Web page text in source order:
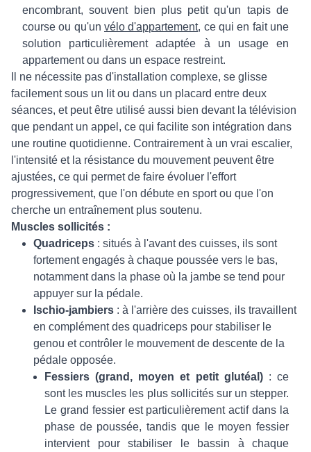
encombrant, souvent bien plus petit qu'un tapis de
course ou qu'un vélo d'appartement, ce qui en fait une
solution particulièrement adaptée à un usage en
appartement ou dans un espace restreint.
Il ne nécessite pas d'installation complexe, se glisse
facilement sous un lit ou dans un placard entre deux
séances, et peut être utilisé aussi bien devant la télévision
que pendant un appel, ce qui facilite son intégration dans
une routine quotidienne. Contrairement à un vrai escalier,
l'intensité et la résistance du mouvement peuvent être
ajustées, ce qui permet de faire évoluer l'effort
progressivement, que l'on débute en sport ou que l'on
cherche un entraînement plus soutenu.
Muscles sollicités :
Quadriceps : situés à l'avant des cuisses, ils sont
fortement engagés à chaque poussée vers le bas,
notamment dans la phase où la jambe se tend pour
appuyer sur la pédale.
Ischio-jambiers : à l'arrière des cuisses, ils travaillent
en complément des quadriceps pour stabiliser le
genou et contrôler le mouvement de descente de la
pédale opposée.
Fessiers (grand, moyen et petit glutéal): ce
sont les muscles les plus sollicités sur un stepper.
Le grand fessier est particulièrement actif dans la
phase de poussée, tandis que le moyen fessier
intervient pour stabiliser le bassin à chaque